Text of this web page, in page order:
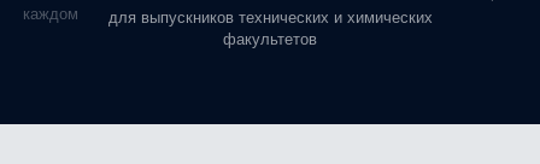
в каждом
для выпускников технических и химических
факультетов